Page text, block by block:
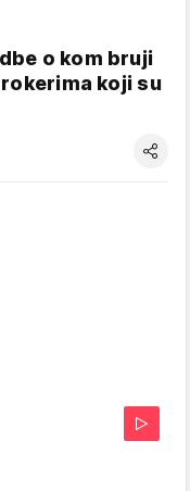
o kom bruji
koji su